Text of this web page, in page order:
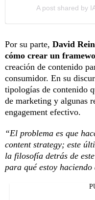
A post shared by
Por su parte, David
cómo crear un
creación de contenido
consumidor. En su
tipologías de contenido
de marketing y algunas
engagement efectivo.
“El problema es que
content strategy; este
la filosofía detrás de
para qué estoy